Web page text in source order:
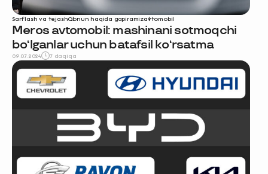
Sarflash va tejashQonun haqida gapiramizavtomobil
Meros avtomobil: mashinani sotmoqchi
bo‘lganlar uchun batafsil ko‘rsatma
09.07.2024 7 daqiqa